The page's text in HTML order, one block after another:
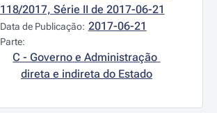
118/2017, Série II de 2017-06-21
Data de Publicação: 2017-06-21
Parte:
C - Governo e Administração
direta e indireta do Estado